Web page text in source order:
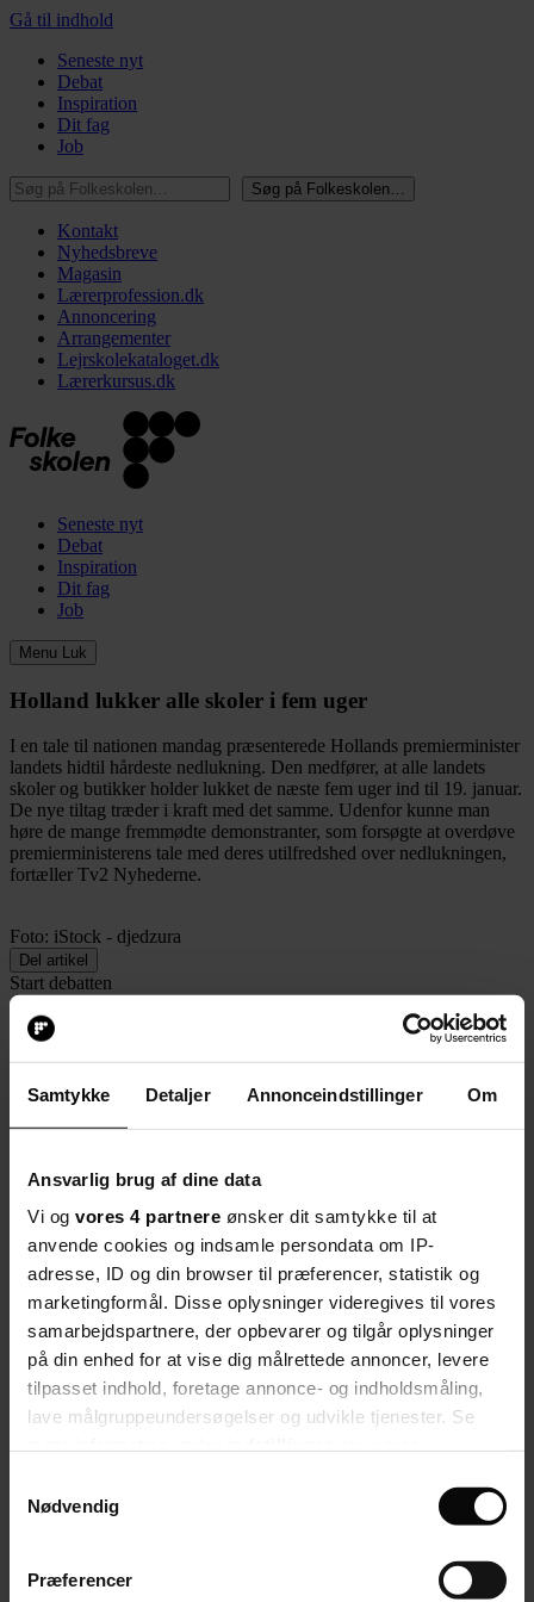
Samtykke Detaljer Annonceindstillinger Om
Ansvarlig brug af dine data
Vi og vores 4 partnere ønsker dit samtykke til at
anvende cookies og indsamle persondata om IP-
adresse, ID og din browser til præferencer, statistik og
marketingformål. Disse oplysninger videregives til vores
samarbejdspartnere, der opbevarer og tilgår oplysninger
på din enhed for at vise dig målrettede annoncer, levere
tilpasset indhold, foretage annonce- og indholdsmåling,
lave målgruppeundersøgelser og udvikle tjenester. Se
tilbage eller ændre indstillinger fra vores
"Cookiedeklaration", eller ved at trykke på "Privacy
Nødvendig
Præferencer
Gå til indhold
Seneste nyt
Debat
Inspiration
Dit fag
Job
Søg på Folkeskolen…
Søg på Folkeskolen…
Kontakt
Nyhedsbreve
Magasin
Lærerprofession.dk
Annoncering
Arrangementer
Lejrskolekataloget.dk
Lærerkursus.dk
Seneste nyt
Debat
Inspiration
Dit fag
Job
Menu Luk
Holland lukker alle skoler i fem uger
I en tale til nationen mandag præsenterede Hollands premierminister
landets hidtil hårdeste nedlukning. Den medfører, at alle landets
skoler og butikker holder lukket de næste fem uger ind til 19. januar.
De nye tiltag træder i kraft med det samme. Udenfor kunne man
høre de mange fremmødte demonstranter, som forsøgte at overdøve
premierministerens tale med deres utilfredshed over nedlukningen,
fortæller Tv2 Nyhederne.
Foto: iStock - djedzura
Del artikel
Start debatten
15. december 2020, kl. 09:53
Denne artikel er flyttet fra en tidligere version af
folkeskolen.dk, og
det kan medføre nogle mangler i bl.a. layout, billeder og
billedbeskæring.
Del artikel
nyheder.tv2.dk: Holland lukker
uger
Start debatten
Debat
Her kan du kommentere på artiklen:
Holland lukker alle skoler i fem uger
Dit fag